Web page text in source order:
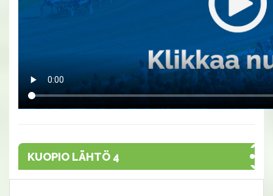
KUOPIO LÄHTÖ 4